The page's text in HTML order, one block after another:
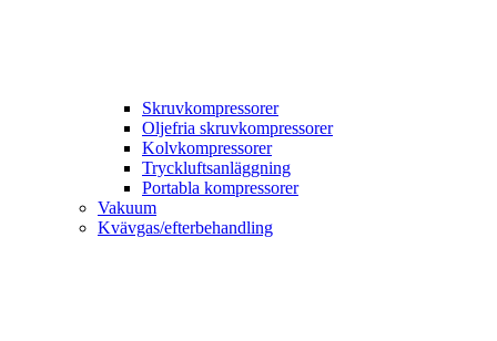
Skruvkompressorer
Oljefria skruvkompressorer
Kolvkompressorer
Tryckluftsanläggning
Portabla kompressorer
Vakuum
Kvävgas/efterbehandling